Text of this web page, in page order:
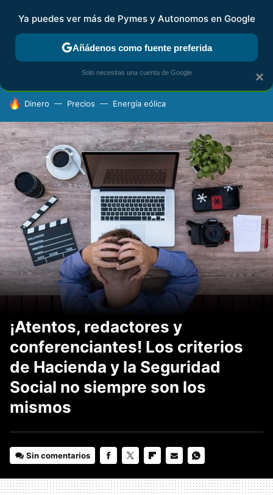
FISCALIDAD Y CONTABILIDAD KIT DIGITAL RENTA
HOY SE HABLA DE
Dinero Precios Energía eólica
¡Atentos, redactores y
conferenciantes! Los criterios
de Hacienda y la Seguridad
Social no siempre son los
mismos
Sin comentarios
MAIL
×
Ya puedes ver más de Pymes y Autonomos en Google
Añádenos como fuente preferida
Solo necesitas una cuenta de Google